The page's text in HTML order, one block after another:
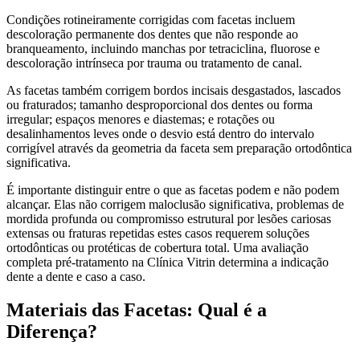
Condições rotineiramente corrigidas com facetas incluem
descoloração permanente dos dentes que não responde ao
branqueamento, incluindo manchas por tetraciclina, fluorose e
descoloração intrínseca por trauma ou tratamento de canal.
As facetas também corrigem bordos incisais desgastados, lascados
ou fraturados; tamanho desproporcional dos dentes ou forma
irregular; espaços menores e diastemas; e rotações ou
desalinhamentos leves onde o desvio está dentro do intervalo
corrigível através da geometria da faceta sem preparação ortodôntica
significativa.
É importante distinguir entre o que as facetas podem e não podem
alcançar. Elas não corrigem maloclusão significativa, problemas de
mordida profunda ou compromisso estrutural por lesões cariosas
extensas ou fraturas repetidas estes casos requerem soluções
ortodônticas ou protéticas de cobertura total. Uma avaliação
completa pré-tratamento na Clínica Vitrin determina a indicação
dente a dente e caso a caso.
Materiais das Facetas: Qual é a
Diferença?